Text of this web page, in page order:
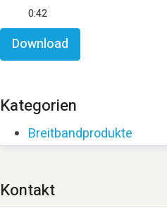
0:42
Download
Kategorien
Breitbandprodukte
Kontakt